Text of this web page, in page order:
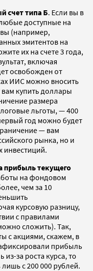
счет типа Б. Если вы в
доступные на
(например,
эмитентов на
их на счете 3 года,
включая
освобожден от
ИИС можно вносить
купить доллары
размера
льготы, — 400
год можно будет
— вам
рынка, но и
инвестиций.
прибыль текущего
на фондовом
чем за 10
курсовую разницу,
с правилами
сложить). Так,
с акциями, скажем, в
прибыль
за роста курса, то
с 200 000 рублей.